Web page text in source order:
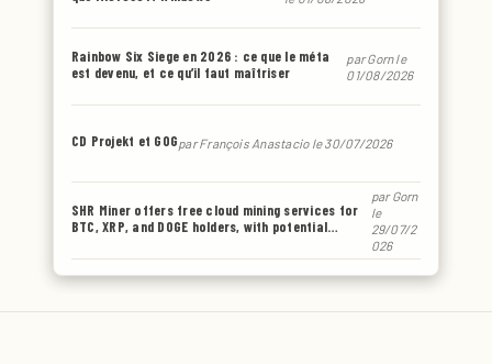
Rainbow Six Siege en 2026 : ce que le méta
est devenu, et ce qu’il faut maîtriser
parGornle
01/08/2026
CD Projekt et GOGparFrançois Anastaciole 30/07/2026
SHR Miner offers free cloud mining services for
BTC, XRP, and DOGE holders, with potential
parGorn
le
29/07/2
026